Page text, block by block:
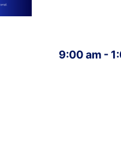
9:00 am -